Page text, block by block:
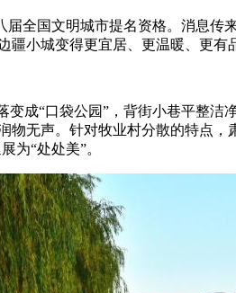
国文明城市提名资格。消息传
小城变得更宜居、更温暖、更有
“口袋公园”，背街小巷平整洁
物无声。针对牧业村分散的特点
为“处处美”。